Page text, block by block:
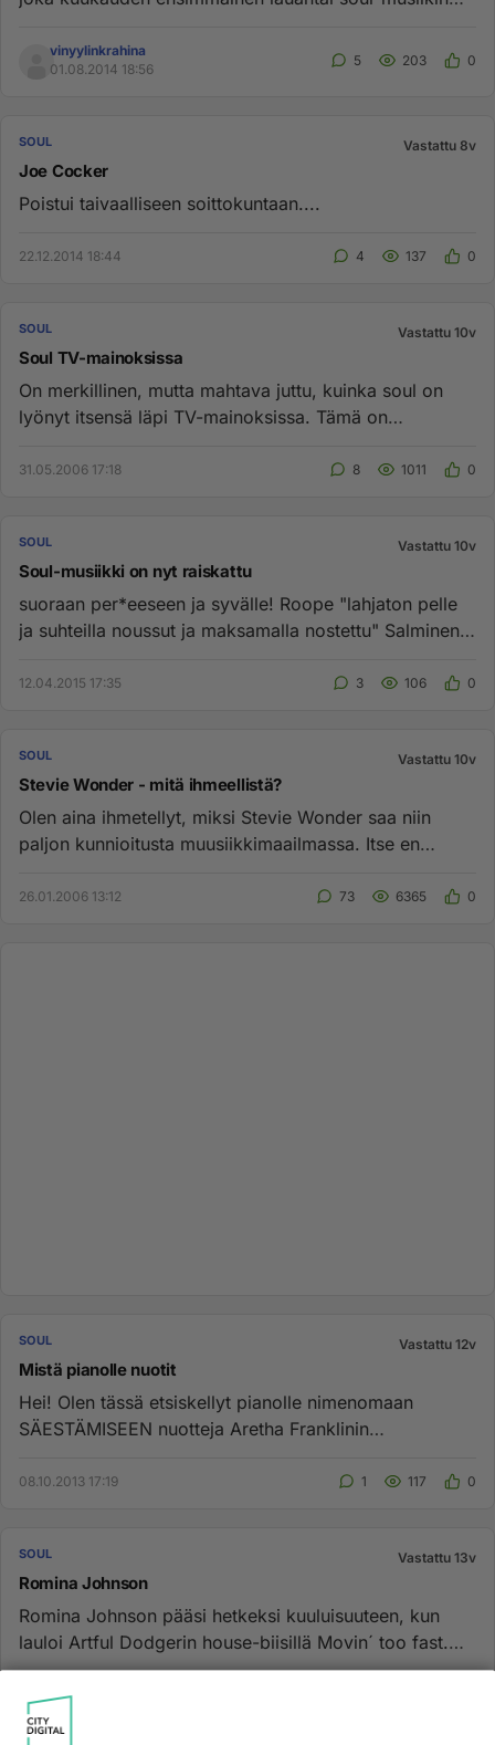
vinyylinkrahina
01.08.2014 18:56
5 203 0
SOUL Vastattu 8v
Joe Cocker
Poistui taivaalliseen soittokuntaan....
22.12.2014 18:44 4 137 0
SOUL Vastattu 10v
Soul TV-mainoksissa
On merkillinen, mutta mahtava juttu, kuinka soul on
lyönyt itsensä läpi TV-mainoksissa. Tämä on
31.05.2006 17:18 8 1011 0
SOUL Vastattu 10v
Soul-musiikki on nyt raiskattu
suoraan per*eeseen ja syvälle! Roope "lahjaton pelle
ja suhteilla noussut ja maksamalla nostettu" Salminen,
12.04.2015 17:35 3 106 0
SOUL Vastattu 10v
Stevie Wonder - mitä ihmeellistä?
Olen aina ihmetellyt, miksi Stevie Wonder saa niin
paljon kunnioitusta muusiikkimaailmassa. Itse en
26.01.2006 13:12 73 6365 0
SOUL Vastattu 12v
Mistä pianolle nuotit
Hei! Olen tässä etsiskellyt pianolle nimenomaan
SÄESTÄMISEEN nuotteja Aretha Franklinin
08.10.2013 17:19 1 117 0
SOUL Vastattu 13v
Romina Johnson
Romina Johnson pääsi hetkeksi kuuluisuuteen, kun
lauloi Artful Dodgerin house-biisillä Movin´ too fast.
Rominalla on upe...
vinyylinkrahina